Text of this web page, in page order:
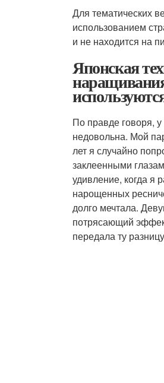
Для тематических
использованием
и не находится на
Японская
По правде говоря,
недовольна. Мой
лет я случайно
заклеенными
удивление, когда я
нарощенных
долго мечтала.
потрясающий
передала ту